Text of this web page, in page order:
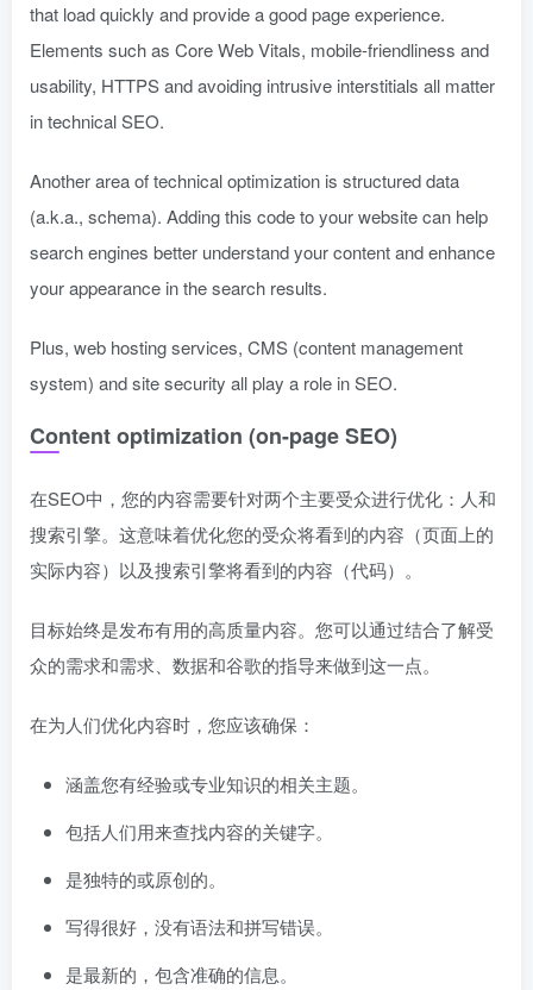
that load quickly and provide a good page experience.
Elements such as Core Web Vitals, mobile-friendliness and
usability, HTTPS and avoiding intrusive interstitials all matter
in technical SEO.
Another area of technical optimization is structured data
(a.k.a., schema). Adding this code to your website can help
search engines better understand your content and enhance
your appearance in the search results.
Plus, web hosting services, CMS (content management
system) and site security all play a role in SEO.
Content optimization (on-page SEO)
在SEO中，您的内容需要针对两个主要受众进行优化：人和
搜索引擎。这意味着优化您的受众将看到的内容（页面上的
实际内容）以及搜索引擎将看到的内容（代码）。
目标始终是发布有用的高质量内容。您可以通过结合了解受
众的需求和需求、数据和谷歌的指导来做到这一点。
在为人们优化内容时，您应该确保：
涵盖您有经验或专业知识的相关主题。
包括人们用来查找内容的关键字。
是独特的或原创的。
写得很好，没有语法和拼写错误。
是最新的，包含准确的信息。